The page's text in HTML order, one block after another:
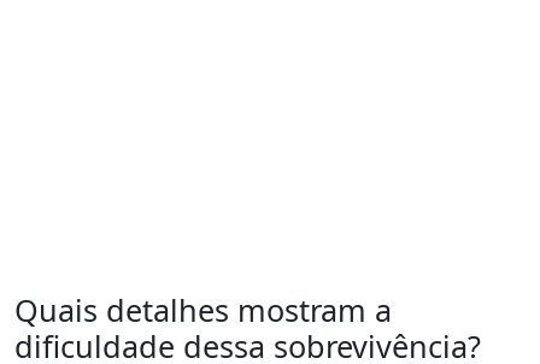
Quais detalhes mostram a
dificuldade dessa sobrevivência?